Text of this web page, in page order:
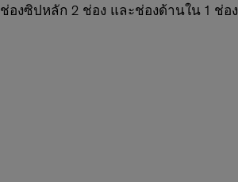
ช่องซิปหลัก 2 ช่อง และช่องด้านใน 1 ช่อง